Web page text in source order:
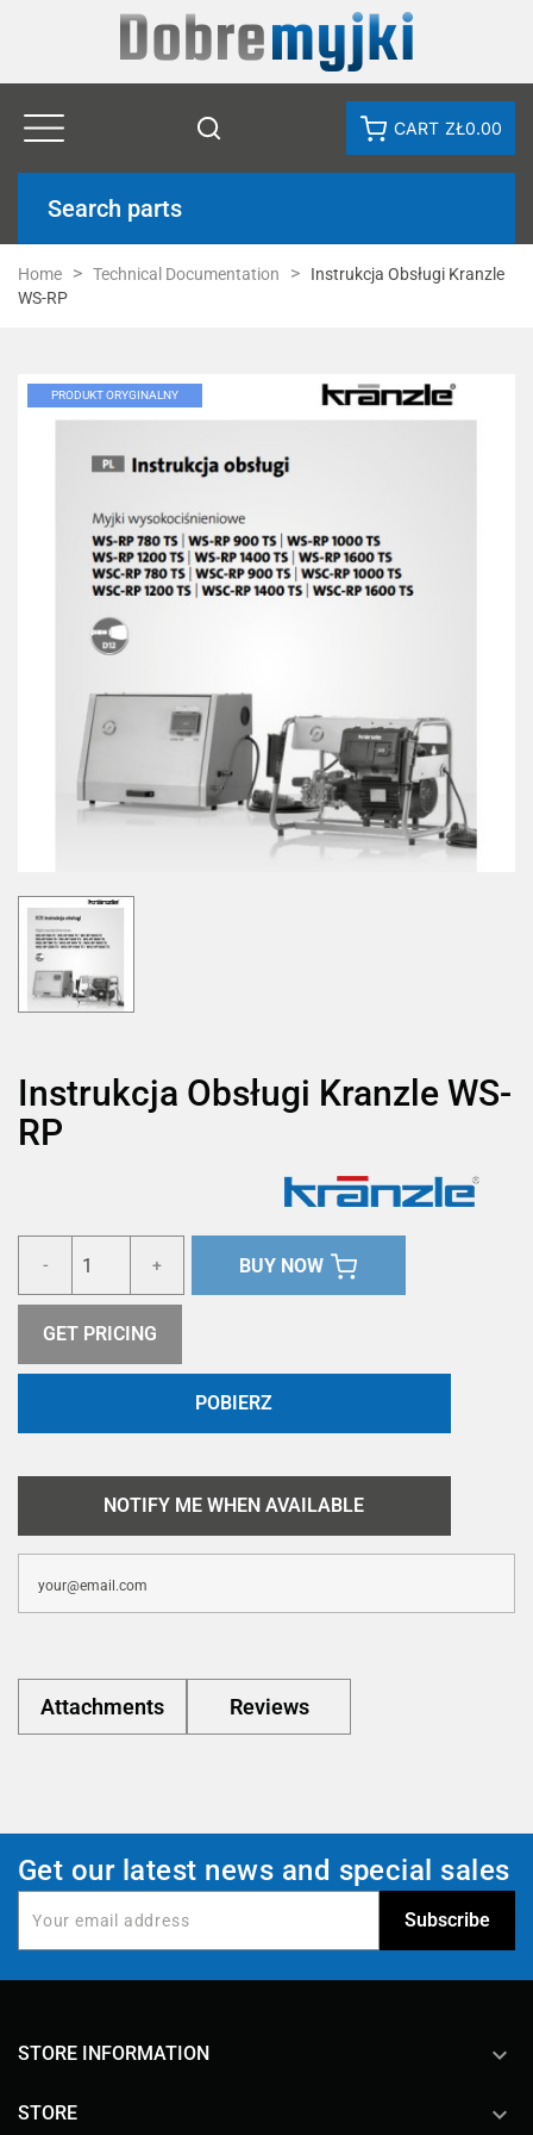
CART ZŁ0.00
Search parts
Home Technical Documentation
Instrukcja Obsługi Kranzle
WS-RP
PRODUKT ORYGINALNY
Instrukcja Obsługi Kranzle WS-
RP
- + BUY NOW
GET PRICING
POBIERZ
NOTIFY ME WHEN AVAILABLE
Attachments Reviews
Get our latest news and special sales
STORE INFORMATION keyboard_arrow_down
STORE 